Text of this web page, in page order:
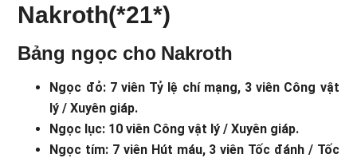
Nakroth(*21*)
Bảnɡ ngọc ch᧐ Nakroth
Ngọc đỏ: 7 viên Tỷ lệ chí mạng, 3 viên Công vật
lý / Xuyên giáp.
Ngọc lục: 10 viên Công vật lý / Xuyên giáp.
Ngọc tím: 7 viên Hút máu, 3 viên Tốc đánh / Tốc